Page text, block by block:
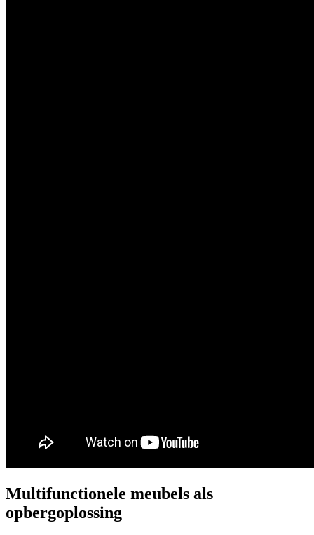
Multifunctionele meubels als
opbergoplossing